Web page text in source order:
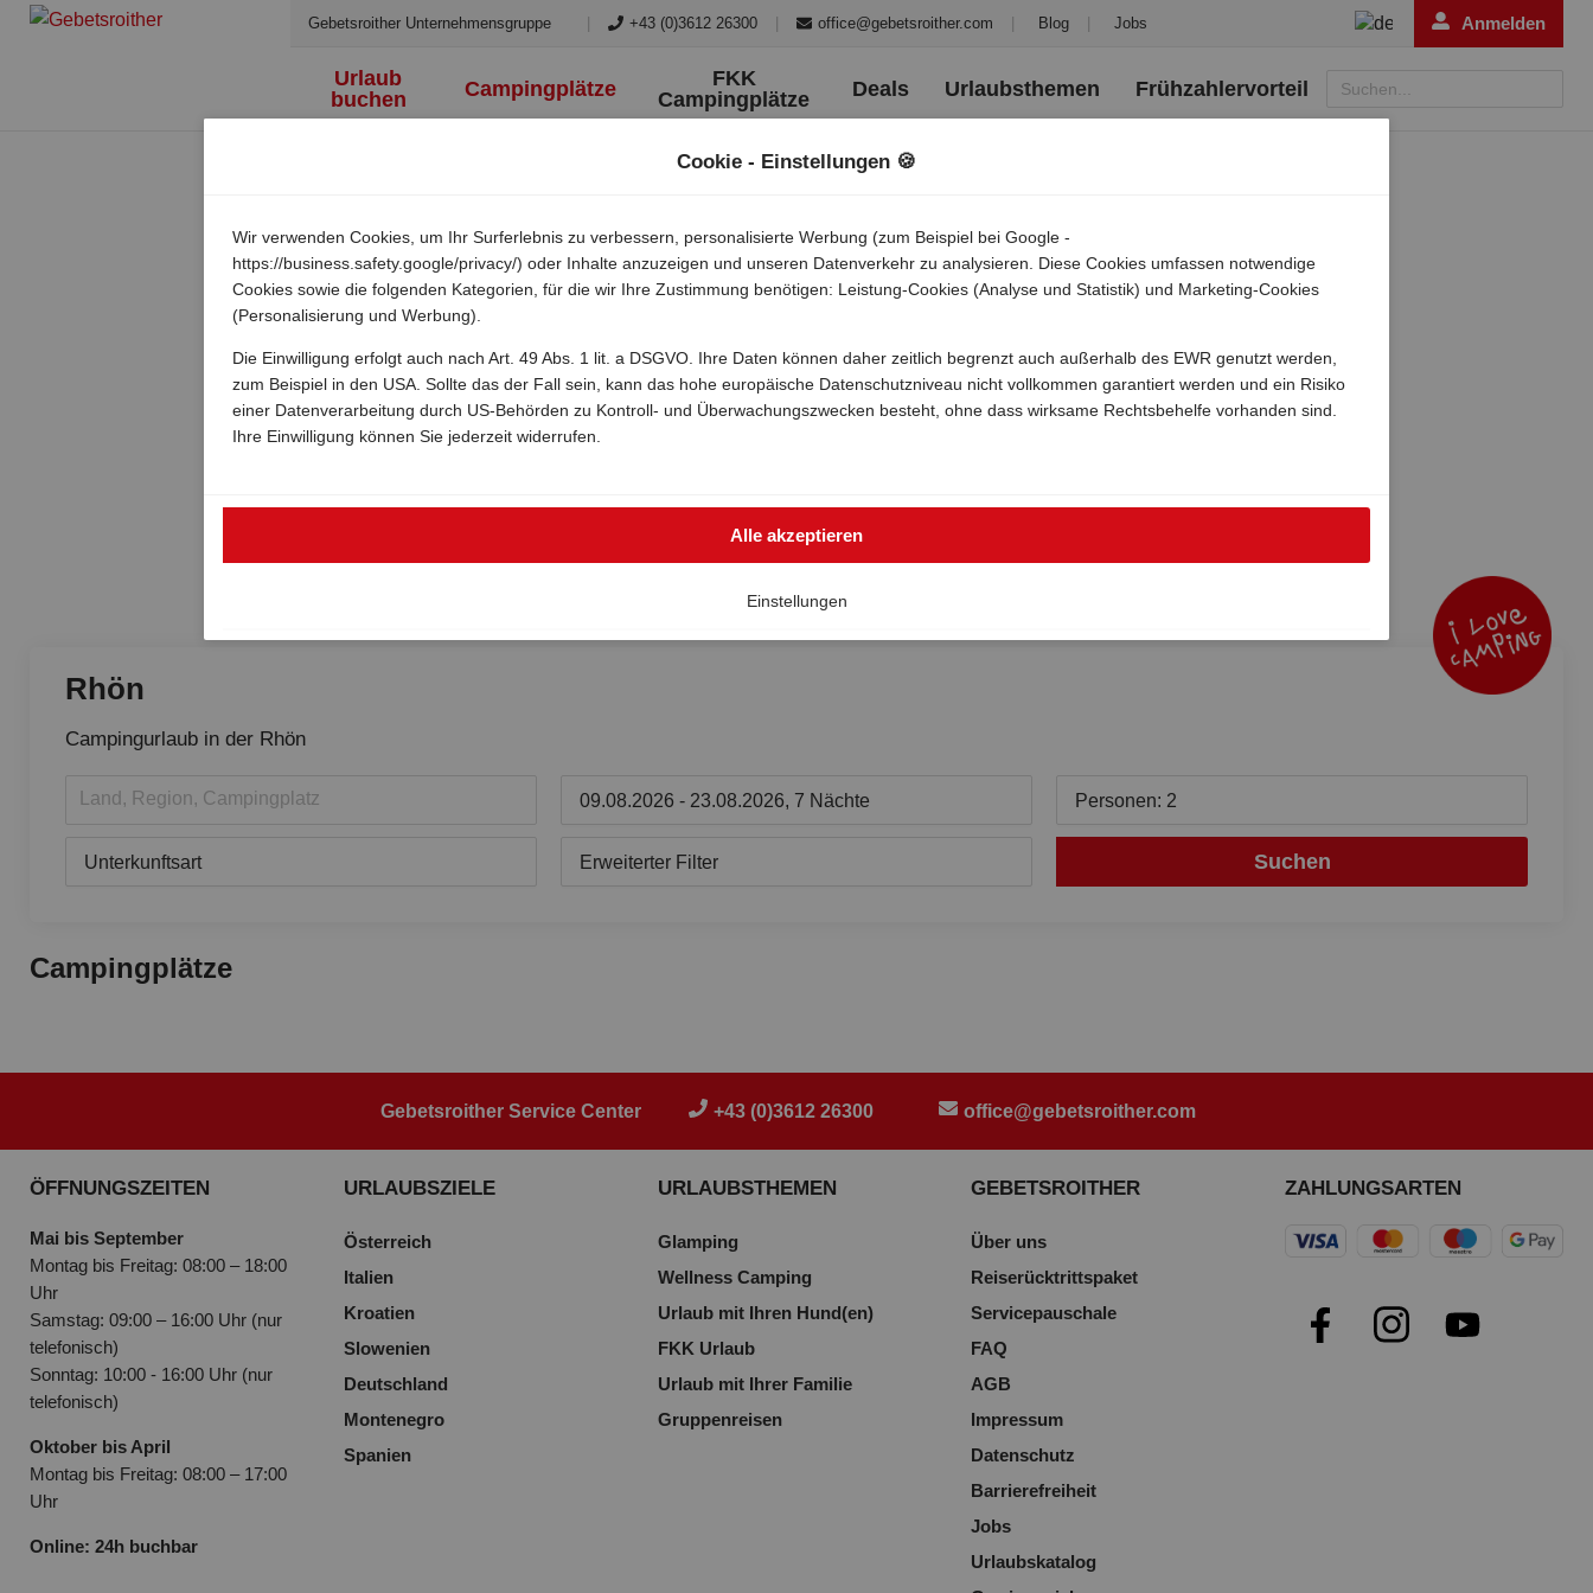
Gebetsroither Unternehmensgruppe | +43 (0)3612 26300 | office@gebetsroither.com | Blog | Jobs Anmelden
Urlaub
buchen
Campingplätze
FKK
Campingplätze
Deals Urlaubsthemen Frühzahlervorteil Suchen...
Rhön
Campingurlaub in der Rhön
Land, Region, Campingplatz 09.08.2026 - 23.08.2026, 7 Nächte Personen: 2
Unterkunftsart Erweiterter Filter Suchen
Campingplätze
Gebetsroither Service Center +43 (0)3612 26300 office@gebetsroither.com
ÖFFNUNGSZEITEN
Mai bis September
Montag bis Freitag: 08:00 – 18:00
Uhr
Samstag: 09:00 – 16:00 Uhr (nur
telefonisch)
Sonntag: 10:00 - 16:00 Uhr (nur
telefonisch)
Oktober bis April
Montag bis Freitag: 08:00 – 17:00
Uhr
Online: 24h buchbar
URLAUBSZIELE
Österreich
Italien
Kroatien
Slowenien
Deutschland
Montenegro
Spanien
URLAUBSTHEMEN
Glamping
Wellness Camping
Urlaub mit Ihren Hund(en)
FKK Urlaub
Urlaub mit Ihrer Familie
Gruppenreisen
GEBETSROITHER
Über uns
Reiserücktrittspaket
Servicepauschale
FAQ
AGB
Impressum
Datenschutz
Barrierefreiheit
Jobs
Urlaubskatalog
ZAHLUNGSARTEN
Cookie - Einstellungen 🍪
Wir verwenden Cookies, um Ihr Surferlebnis zu verbessern, personalisierte Werbung (zum Beispiel bei Google -
https://business.safety.google/privacy/) oder Inhalte anzuzeigen und unseren Datenverkehr zu analysieren. Diese Cookies umfassen notwendige
Cookies sowie die folgenden Kategorien, für die wir Ihre Zustimmung benötigen: Leistung-Cookies (Analyse und Statistik) und Marketing-Cookies
(Personalisierung und Werbung).
Die Einwilligung erfolgt auch nach Art. 49 Abs. 1 lit. a DSGVO. Ihre Daten können daher zeitlich begrenzt auch außerhalb des EWR genutzt werden,
zum Beispiel in den USA. Sollte das der Fall sein, kann das hohe europäische Datenschutzniveau nicht vollkommen garantiert werden und ein Risiko
einer Datenverarbeitung durch US-Behörden zu Kontroll- und Überwachungszwecken besteht, ohne dass wirksame Rechtsbehelfe vorhanden sind.
Ihre Einwilligung können Sie jederzeit widerrufen.
Einstellungen
Alle akzeptieren